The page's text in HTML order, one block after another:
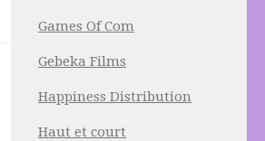
Games Of Com
Gebeka Films
Happiness Distribution
Haut et court